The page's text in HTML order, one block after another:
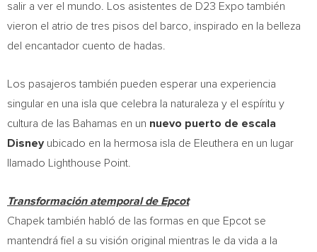
salir a ver el mundo. Los asistentes de D23 Expo también
vieron el atrio de tres pisos del barco, inspirado en la belleza
del encantador cuento de hadas.
Los pasajeros también pueden esperar una experiencia
singular en una isla que celebra la naturaleza y el espíritu y
cultura de las Bahamas en un nuevo puerto de escala
Disney ubicado en la hermosa isla de Eleuthera en un lugar
llamado Lighthouse Point.
Transformación atemporal de Epcot
Chapek también habló de las formas en que Epcot se
mantendrá fiel a su visión original mientras le da vida a la